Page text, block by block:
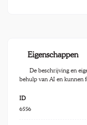
Eigenschappen
De beschrijving en
behulp van AI en kunnen
ID
6556